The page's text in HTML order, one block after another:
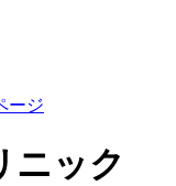
ニック